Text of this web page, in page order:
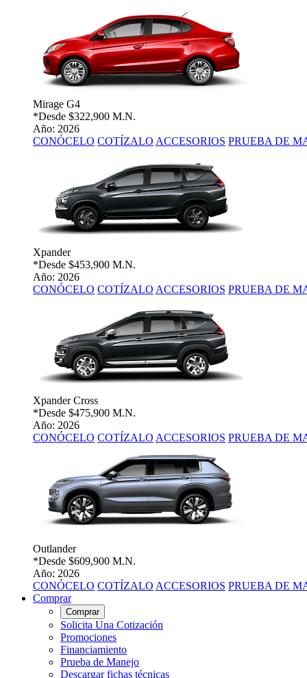
Mirage G4
*Desde $322,900 M.N.
Año: 2026
CONÓCELO COTÍZALO ACCESORIOS PRUEBA DE
Xpander
*Desde $453,900 M.N.
Año: 2026
CONÓCELO COTÍZALO ACCESORIOS PRUEBA DE
Xpander Cross
*Desde $475,900 M.N.
Año: 2026
CONÓCELO COTÍZALO ACCESORIOS PRUEBA DE
Outlander
*Desde $609,900 M.N.
Año: 2026
CONÓCELO COTÍZALO ACCESORIOS PRUEBA DE
Comprar
Comprar
Solicita Una Cotización
Promociones
Financiamiento
Prueba de Manejo
Descargar fichas técnicas